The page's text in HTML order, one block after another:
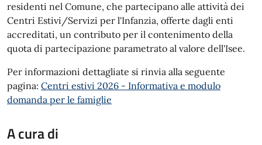
residenti nel Comune, che partecipano alle attività dei
Centri Estivi/Servizi per l'Infanzia, offerte dagli enti
accreditati, un contributo per il contenimento della
quota di partecipazione parametrato al valore dell'Isee.
Per informazioni dettagliate si rinvia alla seguente
pagina: Centri estivi 2026 - Informativa e modulo
domanda per le famiglie
A cura di